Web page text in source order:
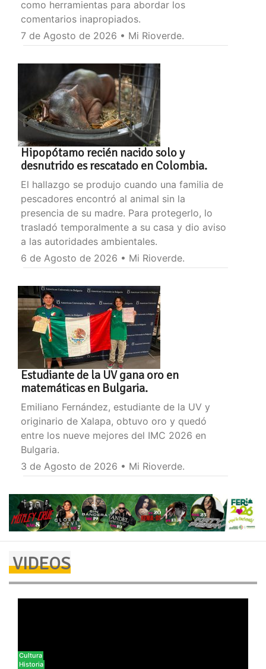
como herramientas para abordar los
comentarios inapropiados.
7 de Agosto de 2026 • Mi Rioverde.
Hipopótamo recién nacido solo y
desnutrido es rescatado en Colombia.
El hallazgo se produjo cuando una familia de
pescadores encontró al animal sin la
presencia de su madre. Para protegerlo, lo
trasladó temporalmente a su casa y dio aviso
a las autoridades ambientales.
6 de Agosto de 2026 • Mi Rioverde.
Estudiante de la UV gana oro en
matemáticas en Bulgaria.
Emiliano Fernández, estudiante de la UV y
originario de Xalapa, obtuvo oro y quedó
entre los nueve mejores del IMC 2026 en
Bulgaria.
3 de Agosto de 2026 • Mi Rioverde.
VIDEOS
Cultura
Historia